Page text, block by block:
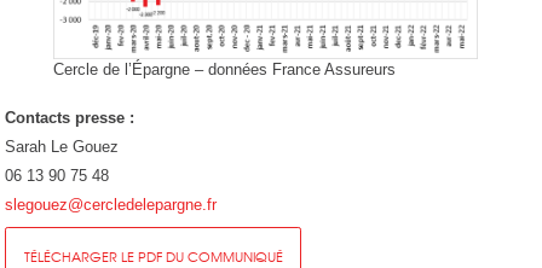
Cercle de l’Épargne – données France Assureurs
Contacts presse :
Sarah Le Gouez
06 13 90 75 48
slegouez@cercledelepargne.fr
TÉLÉCHARGER LE PDF DU COMMUNIQUÉ